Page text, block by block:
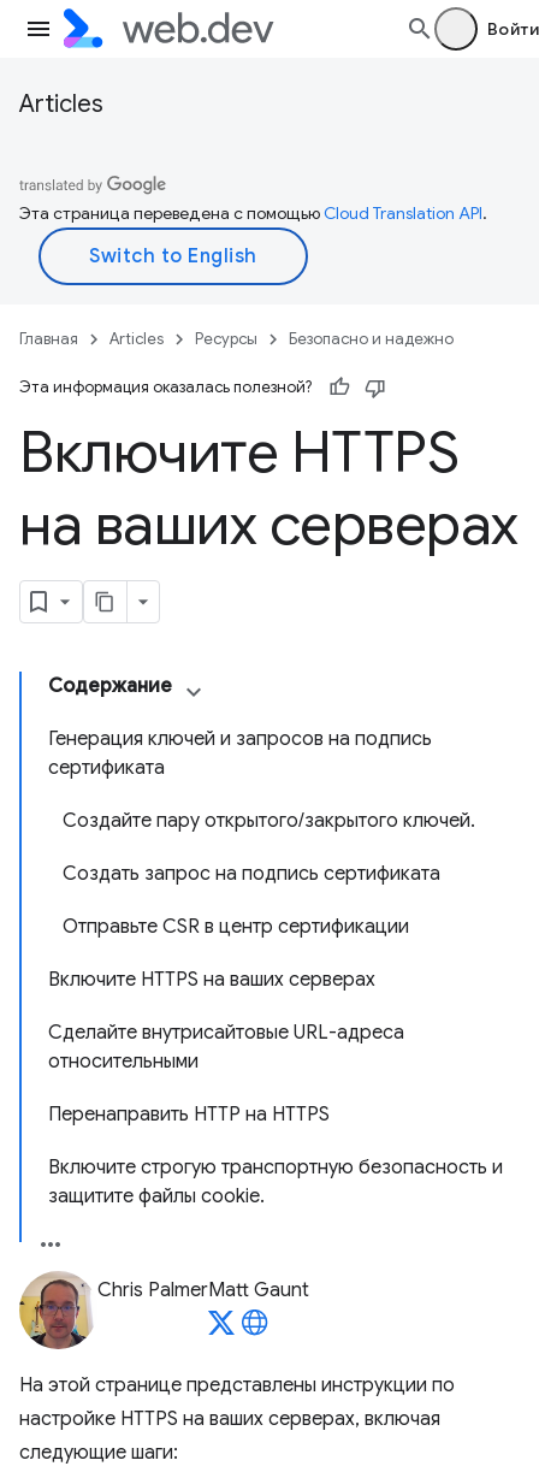
Войти
Articles
Эта страница переведена с помощьюCloud Translation API.
Главная Articles Ресурсы Безопасно и надежно
Эта информация оказалась полезной?
Включите HTTPS
на ваших серверах
Содержание
Генерация ключей и запросов на подпись
сертификата
Создайте пару открытого/закрытого ключей.
Создать запрос на подпись сертификата
Отправьте CSR в центр сертификации
Включите HTTPS на ваших серверах
Сделайте внутрисайтовые URL-адреса
относительными
Перенаправить HTTP на HTTPS
Включите строгую транспортную безопасность и
защитите файлы cookie.
Chris PalmerMatt Gaunt
На этой странице представлены инструкции по
настройке HTTPS на ваших серверах, включая
следующие шаги: